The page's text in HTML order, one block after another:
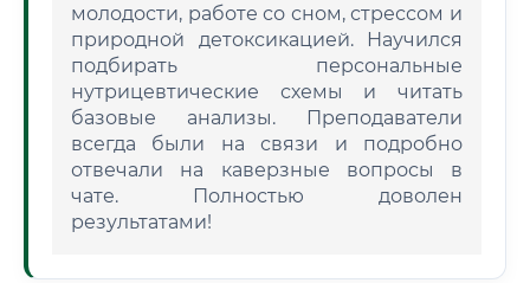
молодости, работе со сном, стрессом и
природной детоксикацией. Научился
подбирать персональные
нутрицевтические схемы и читать
базовые анализы. Преподаватели
всегда были на связи и подробно
отвечали на каверзные вопросы в
чате. Полностью доволен
результатами!